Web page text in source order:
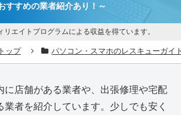
すすめの業者紹介あり！～
エイトプログラムによる収益を得ています。
ップ パソコン・スマホのレスキューガイ
に店舗がある業者や、出張修理や宅配
者を紹介しています。少しでも安く